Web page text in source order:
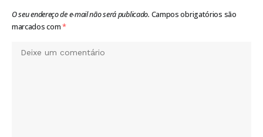
O seu endereço de e-mail não será publicado. Campos obrigatórios são
marcados com*